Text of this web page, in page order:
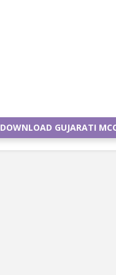
DOWNLOAD GUJARATI